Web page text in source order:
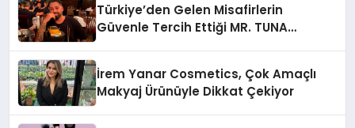
Türkiye’den Gelen Misafirlerin
Güvenle Tercih Ettiği MR. TUNA
İrem Yanar Cosmetics, Çok Amaçlı
Makyaj Ürünüyle Dikkat Çekiyor